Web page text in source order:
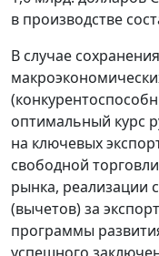
в производстве
В случае
оптимальный курс
на ключевых
свободной
рынка, реализации
(вычетов) за
программы